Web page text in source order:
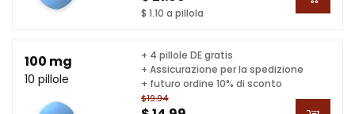
$ 1.10 a pillola
100 mg
10 pillole
$19.94
+ 4 pillole DE gratis
+ Assicurazione per la spedizione
+ futuro ordine 10% di sconto